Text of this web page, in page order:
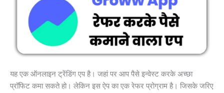
यह एक ऑनलाइन ट्रेंडिंग एप है। जहां पर आप पैसे इन्वेस्ट करके अच्छा
प्रॉफिट कमा सकते हो। लेकिन इस ऐप का एक रेफर प्रोग्राम है। जिसके जरिए